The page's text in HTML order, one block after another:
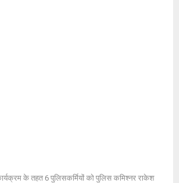
के तहत 6 पुलिसकर्मियों को पुलिस कमिश्नर राकेश